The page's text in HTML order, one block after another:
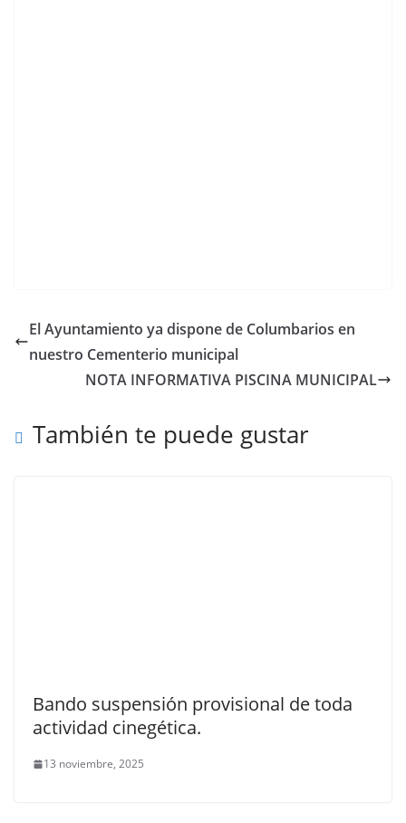
El Ayuntamiento ya dispone de Columbarios en
nuestro Cementerio municipal
NOTA INFORMATIVA PISCINA MUNICIPAL
También te puede gustar
Bando suspensión provisional de toda
actividad cinegética.
13 noviembre, 2025